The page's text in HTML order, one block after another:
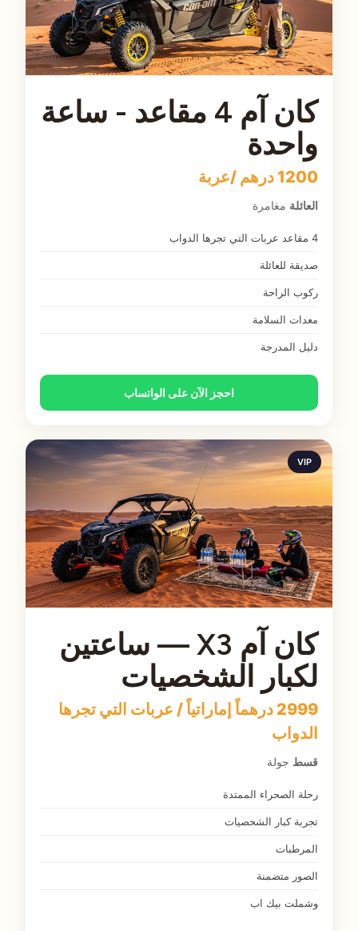
كان آم 4 مقاعد - ساعة
واحدة
1200 درهم /عربة
العائلة مغامرة
4 مقاعد عربات التي تجرها الدواب
صديقة للعائلة
ركوب الراحة
معدات السلامة
دليل المدرجة
احجز الآن على الواتساب
VIP
كان آم X3 — ساعتين
لكبار الشخصيات
2999 درهماً إماراتياً / عربات التي تجرها
الدواب
قسط جولة
رحلة الصحراء الممتدة
تجربة كبار الشخصيات
المرطبات
الصور متضمنة
وشملت بيك اب